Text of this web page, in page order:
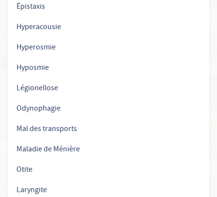
Épistaxis
Hyperacousie
Hyperosmie
Hyposmie
Légionellose
Odynophagie
Mal des transports
Maladie de Ménière
Otite
Laryngite